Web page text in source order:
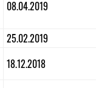
08.04.2019
25.02.2019
18.12.2018